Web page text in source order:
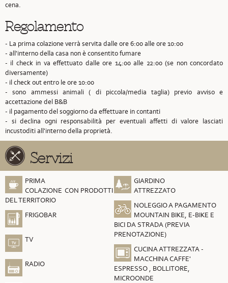
cena.
Regolamento
- La prima colazione verrà servita dalle ore 6:00 alle ore 10:00
- all'interno della casa non è consentito fumare
- il check in va effettuato dalle ore 14:00 alle 22:00 (se non concordato
diversamente)
- il check out entro le ore 10:00
- sono ammessi animali ( di piccola/media taglia) previo avviso e
accettazione del B&B
- il pagamento del soggiorno da effettuare in contanti
- si declina ogni responsabilità per eventuali affetti di valore lasciati
incustoditi all'interno della proprietà.
Servizi
PRIMA
COLAZIONE CON PRODOTTI
DEL TERRITORIO
FRIGOBAR
TV
RADIO
GIARDINO
ATTREZZATO
NOLEGGIO A PAGAMENTO
MOUNTAIN BIKE, E-BIKE E
BICI DA STRADA (PREVIA
PRENOTAZIONE)
CUCINA ATTREZZATA -
MACCHINA CAFFE'
ESPRESSO , BOLLITORE,
MICROONDE